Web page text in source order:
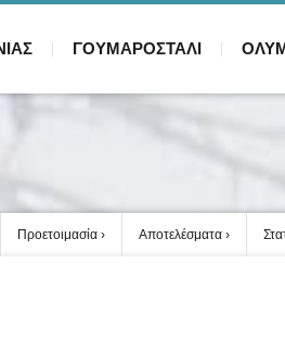
ΓΟΥΜΑΡΟΣΤΑΛΙ
Προετοιμασία Αποτελέσματα